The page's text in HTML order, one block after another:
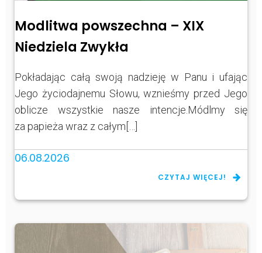
Modlitwa powszechna – XIX
Niedziela Zwykła
Pokładając całą swoją nadzieję w Panu i ufając
Jego życiodajnemu Słowu, wznieśmy przed Jego
oblicze wszystkie nasze intencje.Módlmy się
za papieża wraz z całym[…]
06.08.2026
CZYTAJ WIĘCEJ!